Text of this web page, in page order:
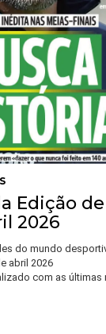
Edição
2026
do mundo
abril 2026
com as